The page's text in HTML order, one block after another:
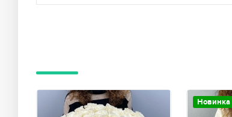
Новинка